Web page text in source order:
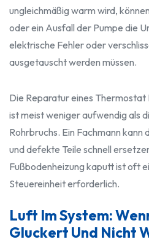
ungleichmäßig warm wird,
oder ein Ausfall der Pumpe die
elektrische Fehler oder
ausgetauscht werden müssen.
Die Reparatur eines
ist meist weniger aufwendig als
Rohrbruchs. Ein Fachmann
und defekte Teile schnell
Fußbodenheizung kaputt ist oft
Steuereinheit erforderlich.
Luft Im System:
Gluckert Und Nicht